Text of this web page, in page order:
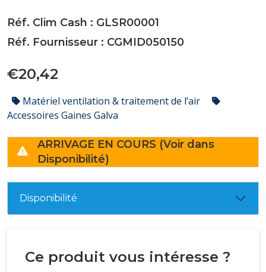
Réf. Clim Cash : GLSR00001
Réf. Fournisseur : CGMID050150
€20,42
Matériel ventilation & traitement de l’air
Accessoires Gaines Galva
ARRIVAGE EN COURS (Voir dans
Disponibilité)
Disponibilité
Ce produit vous intéresse ?